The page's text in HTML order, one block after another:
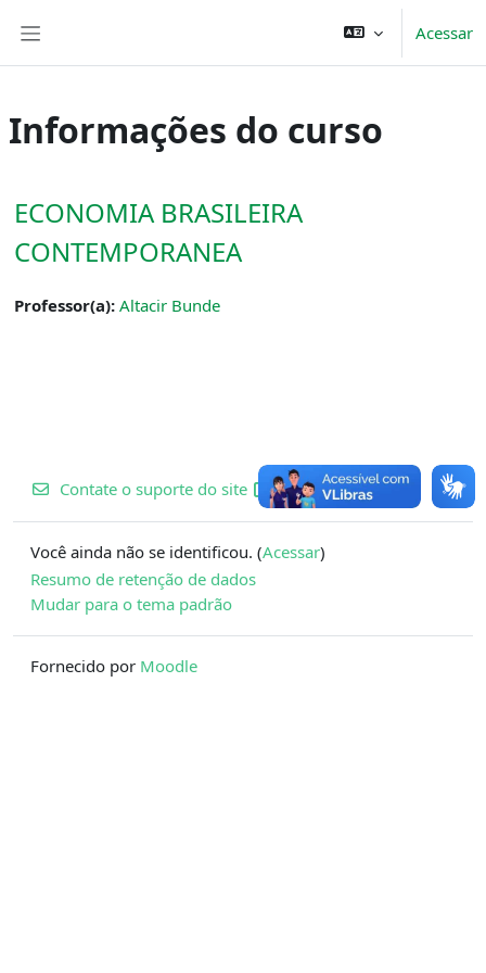
Acessar
Informações do curso
ECONOMIA BRASILEIRA
CONTEMPORANEA
Professor(a): Altacir Bunde
Contate o suporte do site
Você ainda não se identificou. (Acessar)
Resumo de retenção de dados
Mudar para o tema padrão
Fornecido por Moodle